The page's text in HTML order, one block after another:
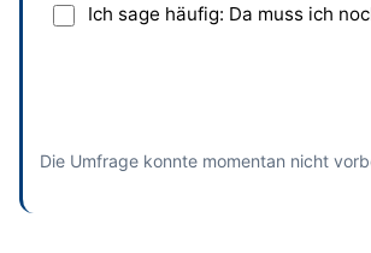
Ich sage häufig: Da muss ich
Die Umfrage konnte momentan nicht